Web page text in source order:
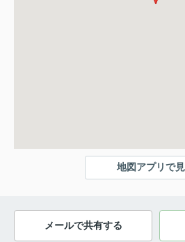
地図アプリで
メールで共有する